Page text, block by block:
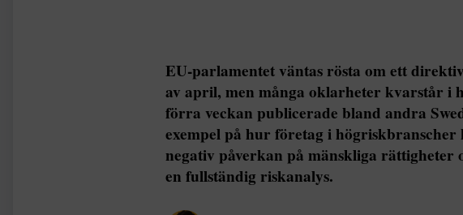
EU-parlamentet väntas rösta om ett
av april, men många oklarheter kvarstår i
förra veckan publicerade bland andra
exempel på hur företag i
negativ påverkan på mänskliga rättigheter
en fullständig riskanalys.